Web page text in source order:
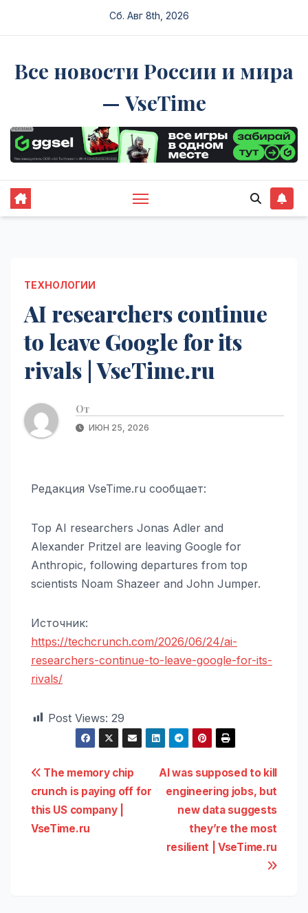
Сб. Авг 8th, 2026
Все новости России и мира
— VseTime
ТЕХНОЛОГИИ
AI researchers continue
to leave Google for its
rivals | VseTime.ru
От
ИЮН 25, 2026
Редакция VseTime.ru сообщает:
Top AI researchers Jonas Adler and
Alexander Pritzel are leaving Google for
Anthropic, following departures from top
scientists Noam Shazeer and John Jumper.
Источник:
https://techcrunch.com/2026/06/24/ai-
researchers-continue-to-leave-google-for-its-
rivals/
Post Views: 29
Навигация
по
записям
AI was supposed to kill
engineering jobs, but
new data suggests
they’re the most
resilient | VseTime.ru
The memory chip
crunch is paying off for
this US company |
VseTime.ru